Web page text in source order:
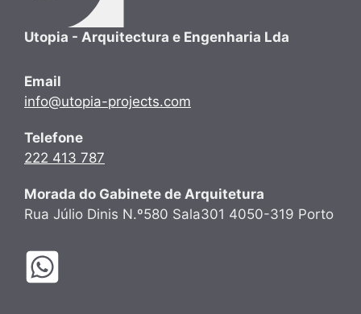
Utopia - Arquitectura e Engenharia Lda
Email
info@utopia-projects.com
Telefone
222 413 787
Morada do Gabinete de Arquitetura
Rua Júlio Dinis N.º580 Sala301 4050-319 Porto